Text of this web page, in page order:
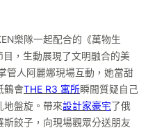
樂隊一起配合的《萬物生
目，生動展現了文明融合的美
管人阿麗娜現場互動，她當甜
鶴會THE R3 寓所瞬間質疑自己
地盤旋。帶來設計家豪宅了俄
餃子，向現場觀眾分送朋友